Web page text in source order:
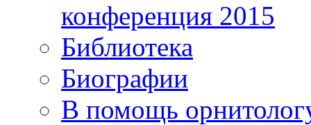
конференция 2015
Библиотека
Биографии
В помощь